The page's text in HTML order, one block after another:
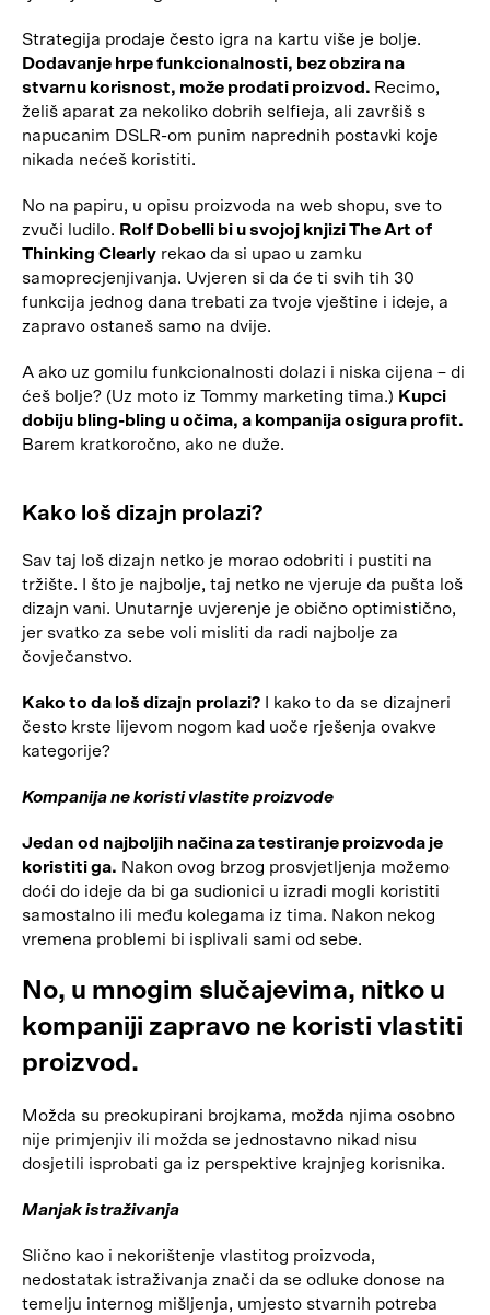
Strategija prodaje često igra na kartu više je bolje.
Dodavanje hrpe funkcionalnosti, bez obzira na
stvarnu korisnost, može prodati proizvod. Recimo,
želiš aparat za nekoliko dobrih selfieja, ali završiš s
napucanim DSLR-om punim naprednih postavki koje
nikada nećeš koristiti.
No na papiru, u opisu proizvoda na web shopu, sve to
zvuči ludilo. Rolf Dobelli bi u svojoj knjizi The Art of
Thinking Clearly rekao da si upao u zamku
samoprecjenjivanja. Uvjeren si da će ti svih tih 30
funkcija jednog dana trebati za tvoje vještine i ideje, a
zapravo ostaneš samo na dvije.
A ako uz gomilu funkcionalnosti dolazi i niska cijena – di
ćeš bolje? (Uz moto iz Tommy marketing tima.) Kupci
dobiju bling-bling u očima, a kompanija osigura profit.
Barem kratkoročno, ako ne duže.
Kako loš dizajn prolazi?
Sav taj loš dizajn netko je morao odobriti i pustiti na
tržište. I što je najbolje, taj netko ne vjeruje da pušta loš
dizajn vani. Unutarnje uvjerenje je obično optimistično,
jer svatko za sebe voli misliti da radi najbolje za
čovječanstvo.
Kako to da loš dizajn prolazi? I kako to da se dizajneri
često krste lijevom nogom kad uoče rješenja ovakve
kategorije?
Kompanija ne koristi vlastite proizvode
Jedan od najboljih načina za testiranje proizvoda je
koristiti ga. Nakon ovog brzog prosvjetljenja možemo
doći do ideje da bi ga sudionici u izradi mogli koristiti
samostalno ili među kolegama iz tima. Nakon nekog
vremena problemi bi isplivali sami od sebe.
No, u mnogim slučajevima, nitko u
kompaniji zapravo ne koristi vlastiti
proizvod.
Možda su preokupirani brojkama, možda njima osobno
nije primjenjiv ili možda se jednostavno nikad nisu
dosjetili isprobati ga iz perspektive krajnjeg korisnika.
Manjak istraživanja
Slično kao i nekorištenje vlastitog proizvoda,
nedostatak istraživanja znači da se odluke donose na
temelju internog mišljenja, umjesto stvarnih potreba